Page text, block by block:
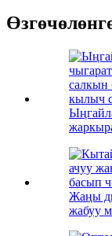
Жаңы
жабуу